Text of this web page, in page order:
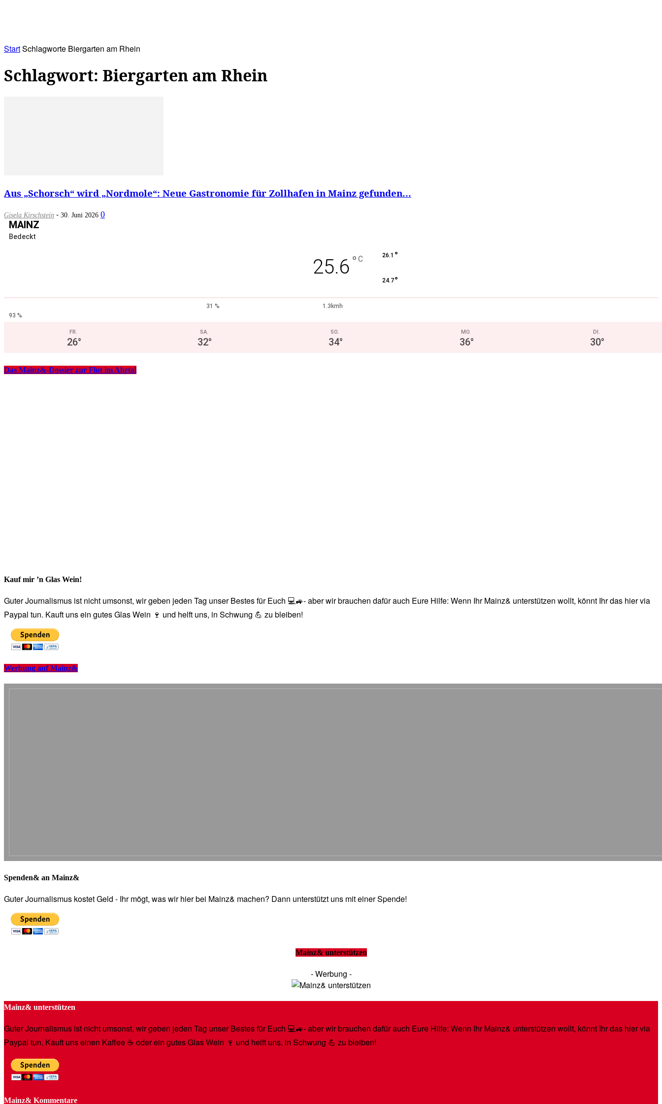
StartSchlagworte Biergarten am Rhein
Schlagwort: Biergarten am Rhein
Aus „Schorsch“ wird „Nordmole“: Neue Gastronomie für Zollhafen in Mainz gefunden...
Gisela Kirschstein - 30. Juni 2026 0
MAINZ
Bedeckt
25.6 ° C 26.1 °
24.7°
31 %
1.3kmh
93 %
FR.
26°
SA.
32°
SO.
34°
MO.
36°
DI.
30°
Das Mainz&-Dossier zur Flut im Ahrtal
Kauf mir ’n Glas Wein!
Guter Journalismus ist nicht umsonst, wir geben jeden Tag unser Bestes für Euch 💻🚙- aber wir brauchen dafür auch Eure Hilfe: Wenn Ihr Mainz& unterstützen wollt, könnt Ihr das hier via
Paypal tun. Kauft uns ein gutes Glas Wein 🍷 und helft uns, in Schwung 💪 zu bleiben!
Werbung auf Mainz&
Spenden& an Mainz&
Guter Journalismus kostet Geld - Ihr mögt, was wir hier bei Mainz& machen? Dann unterstützt uns mit einer Spende!
Mainz& unterstützen
- Werbung -
Mainz& unterstützen
Guter Journalismus ist nicht umsonst, wir geben jeden Tag unser Bestes für Euch 💻🚙- aber wir brauchen dafür auch Eure Hilfe: Wenn Ihr Mainz& unterstützen wollt, könnt Ihr das hier via
Paypal tun. Kauft uns einen Kaffee ☕️ oder ein gutes Glas Wein 🍷 und helft uns, in Schwung 💪 zu bleiben!
Mainz& Kommentare